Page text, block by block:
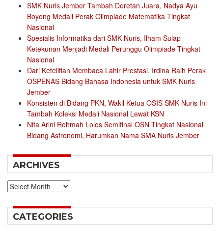
SMK Nuris Jember Tambah Deretan Juara, Nadya Ayu
Boyong Medali Perak Olimpiade Matematika Tingkat
Nasional
Spesialis Informatika dari SMK Nuris, Ilham Sulap
Ketekunan Menjadi Medali Perunggu Olimpiade Tingkat
Nasional
Dari Ketelitian Membaca Lahir Prestasi, Irdina Raih Perak
OSPENAS Bidang Bahasa Indonesia untuk SMK Nuris
Jember
Konsisten di Bidang PKN, Wakil Ketua OSIS SMK Nuris Ini
Tambah Koleksi Medali Nasional Lewat KSN
Nita Arini Rohmah Lolos Semifinal OSN Tingkat Nasional
Bidang Astronomi, Harumkan Nama SMA Nuris Jember
ARCHIVES
Archives
CATEGORIES